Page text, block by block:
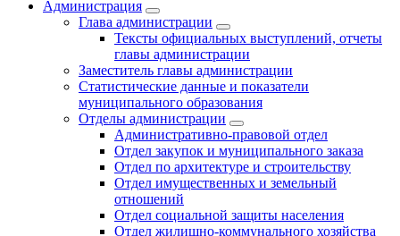
Администрация
Глава администрации
Тексты официальных выступлений, отчеты
главы администрации
Заместитель главы администрации
Статистические данные и показатели
муниципального образования
Отделы администрации
Административно-правовой отдел
Отдел закупок и муниципального заказа
Отдел по архитектуре и строительству
Отдел имущественных и земельный
отношений
Отдел социальной защиты населения
Отдел жилищно-коммунального хозяйства